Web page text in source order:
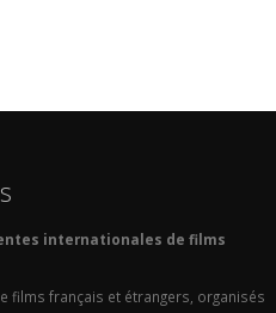
internationales de films
films français et étrangers, organisés